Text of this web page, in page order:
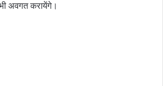
अवगत करायेंगे।